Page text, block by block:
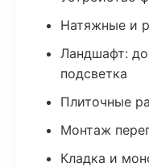
Натяжные и
Ландшафт:
подсветка
Плиточные
Монтаж
Кладка и